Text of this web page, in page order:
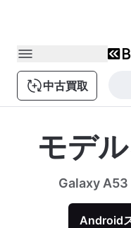
中古買取
モデ
Galaxy
Android